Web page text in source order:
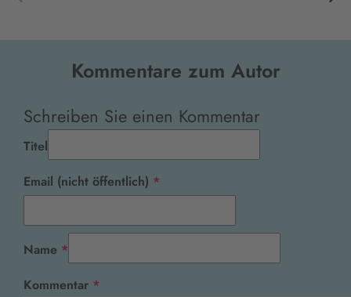
Kommentare zum Autor
Schreiben Sie einen Kommentar
Titel
Email (nicht öffentlich) *
Name *
Kommentar *